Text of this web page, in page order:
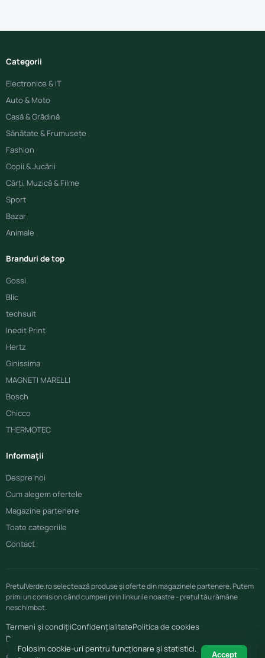
Categorii
Electronice & IT
Auto & Moto
Casă & Grădină
Sănătate & Frumusețe
Fashion
Copii & Jucării
Cărți, Muzică & Filme
Sport
Bazar
Animale
Branduri de top
Gossi
Blic
techsuit
Inedit Print
Hertz
Ginissima
MAGNETI MARELLI
Bosch
Chicco
THERMOTEC
Informații
Despre noi
Cum alegem ofertele
Magazine partenere
Toate categoriile
Contact
PretulVerde.ro selectează produse și oferte din magazinele partenere. Putem
primi un comision când cumperi prin linkurile noastre - prețul tău rămâne
neschimbat.
Termeni și condițiiConfidențialitatePolitica de cookies
Disclaimer afiliere
Folosim cookie-uri pentru funcționare și statistici.
Accept